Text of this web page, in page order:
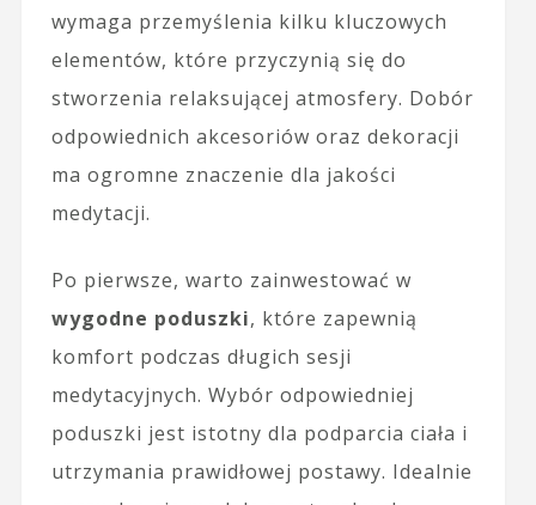
wymaga przemyślenia kilku kluczowych
elementów, które przyczynią się do
stworzenia relaksującej atmosfery. Dobór
odpowiednich akcesoriów oraz dekoracji
ma ogromne znaczenie dla jakości
medytacji.
Po pierwsze, warto zainwestować w
wygodne poduszki, które zapewnią
komfort podczas długich sesji
medytacyjnych. Wybór odpowiedniej
poduszki jest istotny dla podparcia ciała i
utrzymania prawidłowej postawy. Idealnie